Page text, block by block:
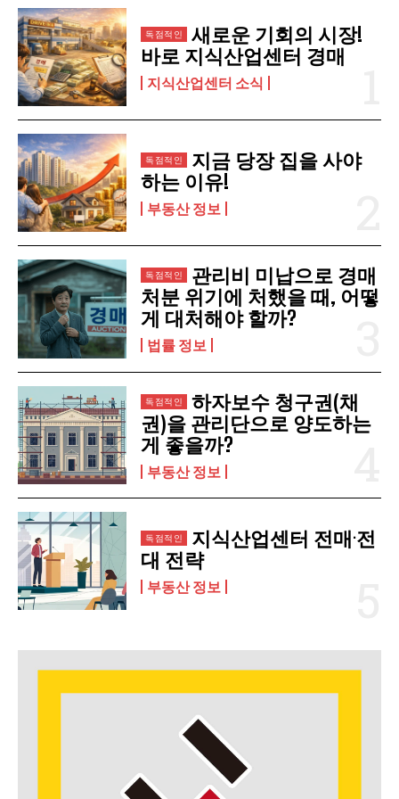
구독 신청
개인정보 취급정책 을 읽었으며 이에 동의합니다.
새로운 기회의 시장!
바로 지식산업센터 경매
지식산업센터 소식
지금 당장 집을 사야
하는 이유!
부동산 정보
관리비 미납으로 경매
처분 위기에 처했을 때, 어떻
게 대처해야 할까?
법률 정보
하자보수 청구권(채
권)을 관리단으로 양도하는
게 좋을까?
부동산 정보
지식산업센터 전매·전
대 전략
부동산 정보